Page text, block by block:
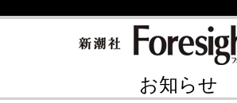
お知らせ